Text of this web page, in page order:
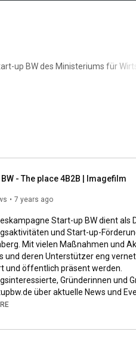
up BW des Ministeriums für
- The place 4B2B | Imagefilm
7 years ago
Start-up BW dient als
und Start-up-
Mit vielen Maßnahmen und
und deren Unterstützer eng
und öffentlich präsent werden.
Gründerinnen und
über aktuelle News und
Ökosysteme sowie landesweite